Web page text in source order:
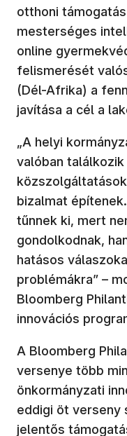
otthoni
mesterséges
online
felismerését
(Dél-Afrika) a
javítása a cél a
„A helyi
valóban
bizalmat
tűnnek ki, mert
gondolkodnak,
hatásos
problémákra” –
Bloomberg
innovációs
A Bloomberg
versenye több
önkormányzati
eddigi öt verseny
jelentős